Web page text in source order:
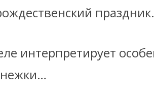
праздник.
интерпретирует